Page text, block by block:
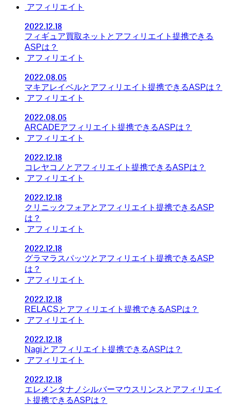
アフィリエイト
2022.12.18
フィギュア買取ネットとアフィリエイト提携できる
ASPは？
アフィリエイト
2022.08.05
マキアレイベルとアフィリエイト提携できるASPは？
アフィリエイト
2022.08.05
ARCADEアフィリエイト提携できるASPは？
アフィリエイト
2022.12.18
コレヤコノとアフィリエイト提携できるASPは？
アフィリエイト
2022.12.18
クリニックフォアとアフィリエイト提携できるASP
は？
アフィリエイト
2022.12.18
グラマラスパッツとアフィリエイト提携できるASP
は？
アフィリエイト
2022.12.18
RELACSとアフィリエイト提携できるASPは？
アフィリエイト
2022.12.18
Nagiとアフィリエイト提携できるASPは？
アフィリエイト
2022.12.18
エレメンタナノシルバーマウスリンスとアフィリエイ
ト提携できるASPは？